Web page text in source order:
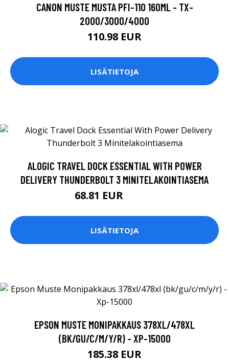
CANON MUSTE MUSTA PFI-110 160ML - TX-
2000/3000/4000
110.98 EUR
LISÄTIETOJA
ALOGIC TRAVEL DOCK ESSENTIAL WITH POWER
DELIVERY THUNDERBOLT 3 MINITELAKOINTIASEMA
68.81 EUR
LISÄTIETOJA
EPSON MUSTE MONIPAKKAUS 378XL/478XL
(BK/GU/C/M/Y/R) - XP-15000
185.38 EUR